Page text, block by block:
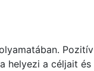
Pozitív
helyezi a céljait és